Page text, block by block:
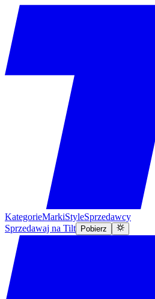
KategorieMarkiStyleSprzedawcy
Sprzedawaj na Tilt
Pobierz